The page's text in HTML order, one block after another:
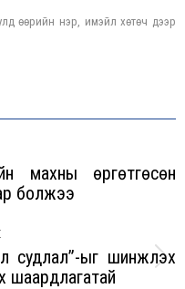
өөрийн нэр, имэйл хөтөч дээр
махны өргөтгөсөн
болжээ
судлал”-ыг шинжлэх
шаардлагатай